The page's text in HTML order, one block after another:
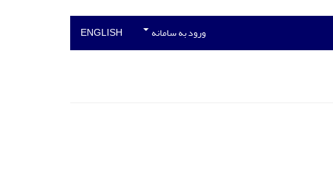
ورود به سامانه ENGLISH